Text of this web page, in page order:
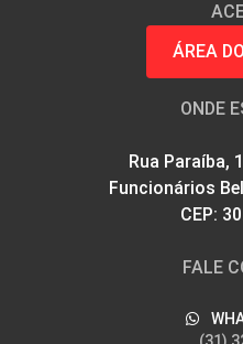
ÁREA
ONDE
Rua Paraíba,
Funcionários
CEP:
FALE